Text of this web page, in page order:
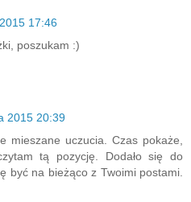
17:46
poszukam :)
2015 20:39
mieszane uczucia. Czas pokaże,
tą pozycję. Dodało się do
być na bieżąco z Twoimi postami.